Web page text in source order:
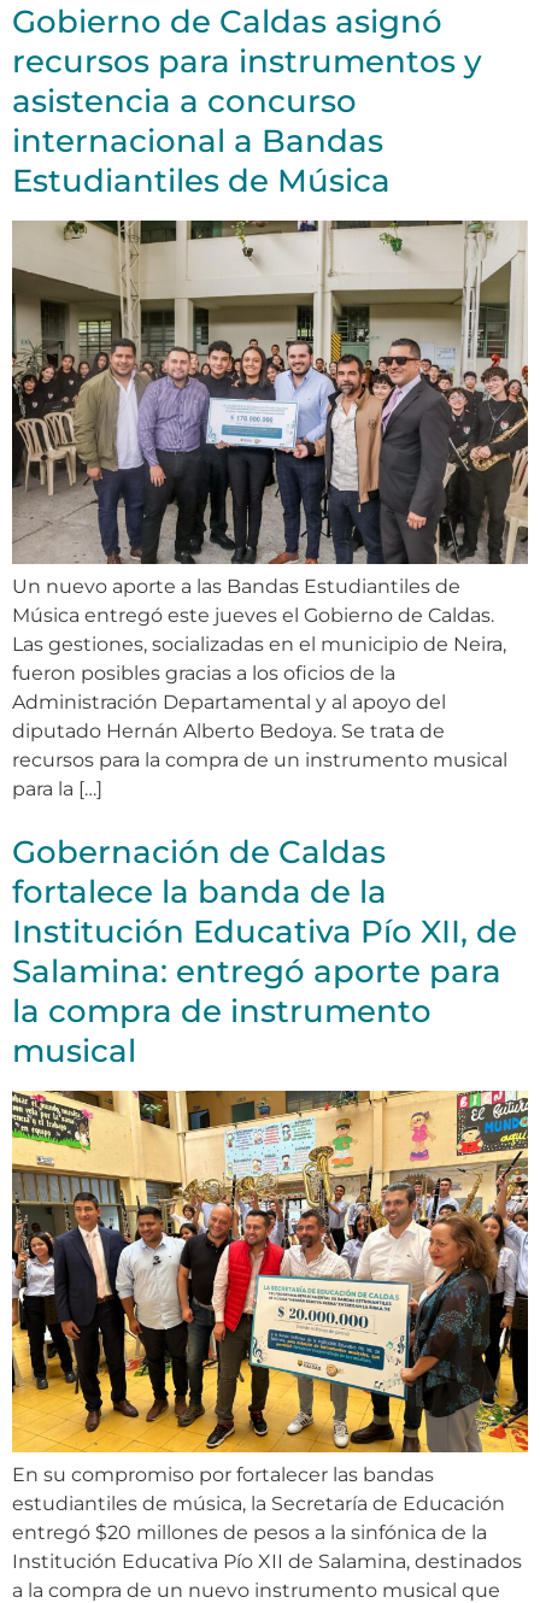
Gobierno de Caldas asignó
recursos para instrumentos y
asistencia a concurso
internacional a Bandas
Estudiantiles de Música
Un nuevo aporte a las Bandas Estudiantiles de
Música entregó este jueves el Gobierno de Caldas.
Las gestiones, socializadas en el municipio de Neira,
fueron posibles gracias a los oficios de la
Administración Departamental y al apoyo del
diputado Hernán Alberto Bedoya. Se trata de
recursos para la compra de un instrumento musical
para la […]
Gobernación de Caldas
fortalece la banda de la
Institución Educativa Pío XII, de
Salamina: entregó aporte para
la compra de instrumento
musical
En su compromiso por fortalecer las bandas
estudiantiles de música, la Secretaría de Educación
entregó $20 millones de pesos a la sinfónica de la
Institución Educativa Pío XII de Salamina, destinados
a la compra de un nuevo instrumento musical que